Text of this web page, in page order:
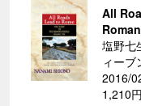
All
塩野七
ィーブ
2016/
1,210